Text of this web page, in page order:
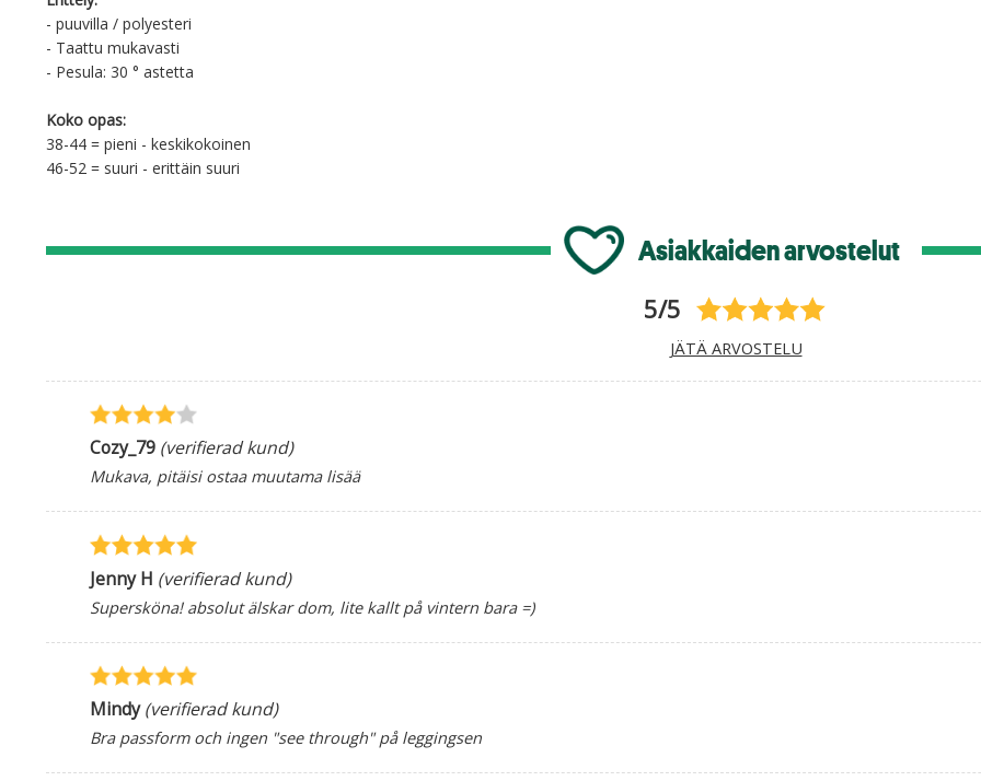
- puuvilla / polyesteri
- Taattu mukavasti
- Pesula: 30 ° astetta
Koko opas:
38-44 = pieni - keskikokoinen
46-52 = suuri - erittäin suuri
Asiakkaiden arvostelut
5/5
JÄTÄ ARVOSTELU
Cozy_79 (verifierad kund)
Mukava, pitäisi ostaa muutama lisää
Jenny H (verifierad kund)
Supersköna! absolut älskar dom, lite kallt på vintern bara =)
Mindy(verifierad kund)
Bra passform och ingen "see through" på leggingsen